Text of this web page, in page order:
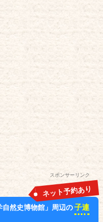
スポンサーリンク
自然史博物館」周辺の子連
ネット予約あり